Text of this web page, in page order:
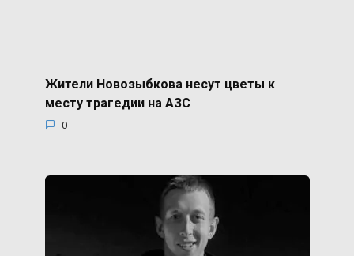
Жители Новозыбкова несут цветы к
месту трагедии на АЗС
0